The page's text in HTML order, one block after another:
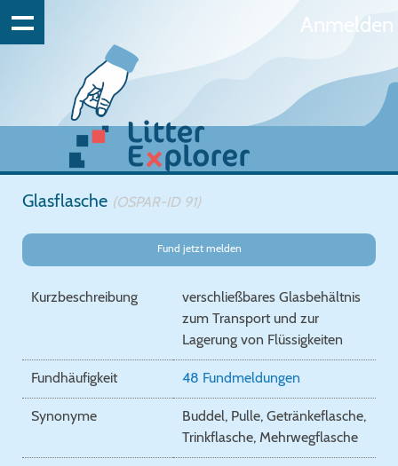
Anmelden
Glasflasche (OSPAR-ID 91)
Fund jetzt melden
Kurzbeschreibung
verschließbares Glasbehältnis
zum Transport und zur
Lagerung von Flüssigkeiten
Fundhäufigkeit 48 Fundmeldungen
Synonyme
Buddel, Pulle, Getränkeflasche,
Trinkflasche, Mehrwegflasche